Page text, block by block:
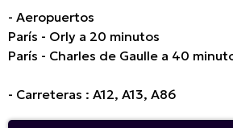
- Aeropuertos
París - Orly a 20 minutos
París - Charles de Gaulle a 40
- Carreteras : A12, A13, A86